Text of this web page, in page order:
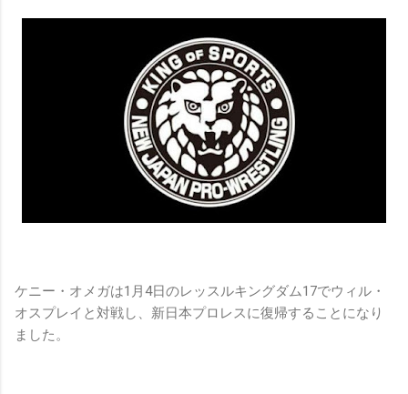
ケニー・オメガは1月4日のレッスルキングダム17でウィル・
オスプレイと対戦し、新日本プロレスに復帰することになり
ました。